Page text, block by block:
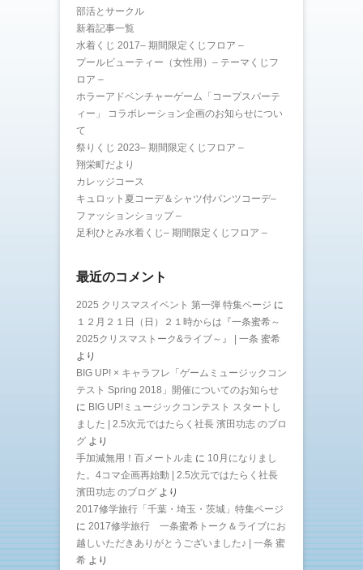
部活とサークル
新着記事一覧
水着くじ 2017– 期間限定くじフロア –
プールビューティー（女性用）– テーマくじフ
ロア –
ホラーアドベンチャーゲーム「コープスパーテ
ィー」 コラボレーション企画のお知らせについ
て
祭りくじ 2023– 期間限定くじフロア –
翔栄町だより
カレッジコース
キュロット夏コーデ＆シャツ付パンツコーデ–
ファッションショップ –
足利ひとみ水着くじ– 期間限定くじフロア –
最近のコメント
2025 クリスマスイベント 第一弾 特集ページ に
１２月２１日（日）２１時からは『一条蜜希～
2025クリスマストーク&ライブ～』 | 一条 蜜希
より
BIG UP! × キャラフレ「ゲームミュージックコン
テスト Spring 2018」開催についてのお知らせ
に BIG UP!ミュージックコンテスト スタートし
ました | 2.5次元ではたらく社長 濱田功志 のブロ
グ より
手加減無用！百メートル走 に 10月になりまし
た。4コマ企画再始動 | 2.5次元ではたらく社長
濱田功志 のブログ より
2017修学旅行「千葉・埼玉・茨城」特集ページ
に 2017修学旅行 一条蜜希トーク＆ライブにお
越しいただきありがとうございました♪ | 一条 蜜
希 より